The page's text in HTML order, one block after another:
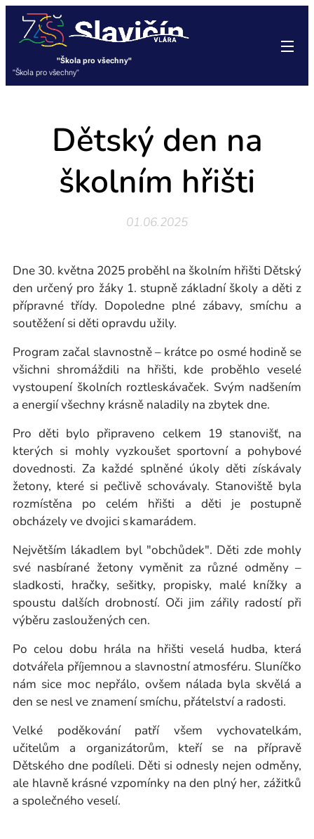
"Škola pro všechny"
"Škola pro všechny"
Dětský den na
školním hřišti
01.06.2025
Dne 30. května 2025 proběhl na školním hřišti Dětský
den určený pro žáky 1. stupně základní školy a děti z
přípravné třídy. Dopoledne plné zábavy, smíchu a
soutěžení si děti opravdu užily.
Program začal slavnostně – krátce po osmé hodině se
všichni shromáždili na hřišti, kde proběhlo veselé
vystoupení školních roztleskávaček. Svým nadšením
a energií všechny krásně naladily na zbytek dne.
Pro děti bylo připraveno celkem 19 stanovišť, na
kterých si mohly vyzkoušet sportovní a pohybové
dovednosti. Za každé splněné úkoly děti získávaly
žetony, které si pečlivě schovávaly. Stanoviště byla
rozmístěna po celém hřišti a děti je postupně
obcházely ve dvojici s kamarádem.
Největším lákadlem byl "obchůdek". Děti zde mohly
své nasbírané žetony vyměnit za různé odměny –
sladkosti, hračky, sešitky, propisky, malé knížky a
spoustu dalších drobností. Oči jim zářily radostí při
výběru zasloužených cen.
Po celou dobu hrála na hřišti veselá hudba, která
dotvářela příjemnou a slavnostní atmosféru. Sluníčko
nám sice moc nepřálo, ovšem nálada byla skvělá a
den se nesl ve znamení smíchu, přátelství a radosti.
Velké poděkování patří všem vychovatelkám,
učitelům a organizátorům, kteří se na přípravě
Dětského dne podíleli. Děti si odnesly nejen odměny,
ale hlavně krásné vzpomínky na den plný her, zážitků
a společného veselí.